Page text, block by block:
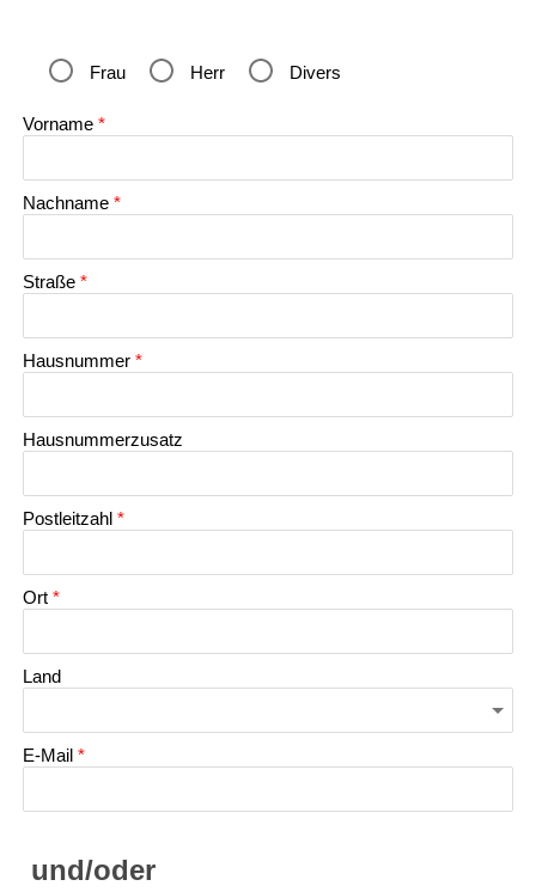
Frau Herr Divers
Vorname *
Nachname *
Straße *
Hausnummer *
Hausnummerzusatz
Postleitzahl *
Ort *
Land
E-Mail *